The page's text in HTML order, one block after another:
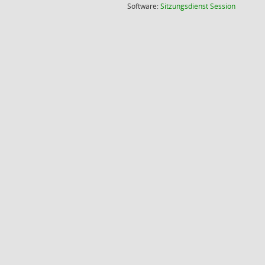
Software:SitzungsdienstSession(Wird in